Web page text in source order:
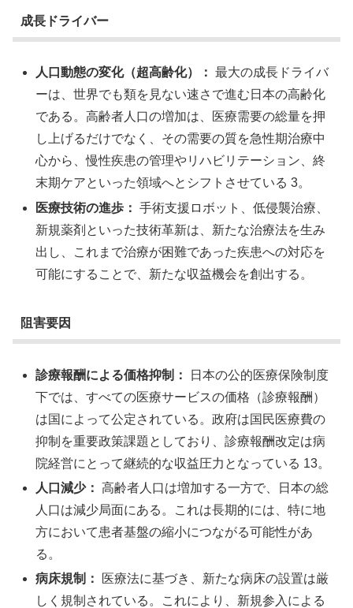
成長ドライバー
人口動態の変化（超高齢化）： 最大の成長ドライバ
ーは、世界でも類を見ない速さで進む日本の高齢化
である。高齢者人口の増加は、医療需要の総量を押
し上げるだけでなく、その需要の質を急性期治療中
心から、慢性疾患の管理やリハビリテーション、終
末期ケアといった領域へとシフトさせている 3。
医療技術の進歩： 手術支援ロボット、低侵襲治療、
新規薬剤といった技術革新は、新たな治療法を生み
出し、これまで治療が困難であった疾患への対応を
可能にすることで、新たな収益機会を創出する。
阻害要因
診療報酬による価格抑制：
日本の公的医療保険制度
下では、すべての医療サービスの価格（診療報酬）
は国によって公定されている。政府は国民医療費の
抑制を重要政策課題としており、診療報酬改定は病
院経営にとって継続的な収益圧力となっている 13。
人口減少： 高齢者人口は増加する一方で、日本の総
人口は減少局面にある。これは長期的には、特に地
方において患者基盤の縮小につながる可能性があ
る。
病床規制：
医療法に基づき、新たな病床の設置は厳
しく規制されている。これにより、新規参入による